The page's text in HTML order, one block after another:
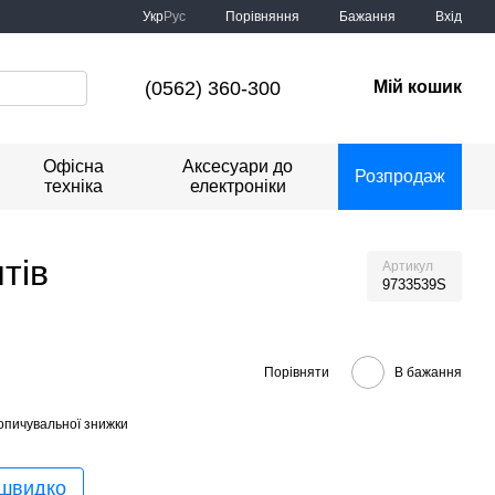
УкрРус Порівняння Бажання Вхід
(0562) 360-300 Мій кошик
Офісна
техніка
Аксесуари до
електроніки
Розпродаж
Артикул
9733539S
Порівняти В бажання
знижки